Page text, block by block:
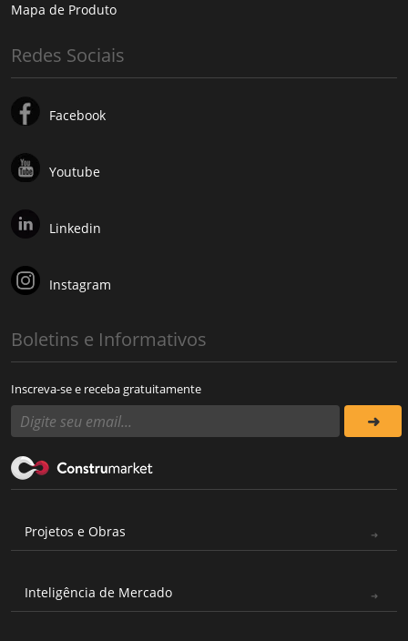
Mapa de Produto
Redes Sociais
Facebook
Youtube
Linkedin
Instagram
Boletins e Informativos
Inscreva-se e receba gratuitamente
Projetos e Obras
Inteligência de Mercado